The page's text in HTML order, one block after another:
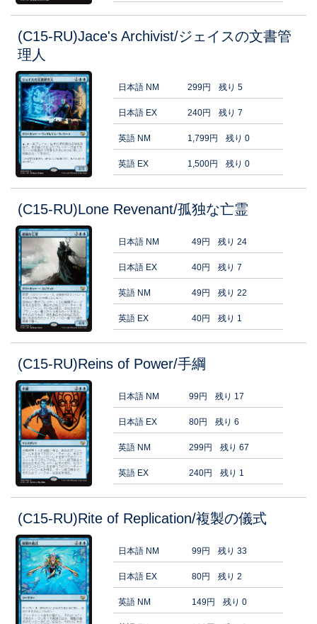
(C15-RU)Jace's Archivist/ジェイスの文書管
理人
日本語 NM 299円 残り 5
日本語 EX 240円 残り 7
英語 NM 1,799円 残り 0
英語 EX 1,500円 残り 0
(C15-RU)Lone Revenant/孤独な亡霊
日本語 NM 49円 残り 24
日本語 EX 40円 残り 7
英語 NM 49円 残り 22
英語 EX 40円 残り 1
(C15-RU)Reins of Power/手綱
日本語 NM 99円 残り 17
日本語 EX 80円 残り 6
英語 NM 299円 残り 67
英語 EX 240円 残り 1
(C15-RU)Rite of Replication/複製の儀式
日本語 NM 99円 残り 33
日本語 EX 80円 残り 2
英語 NM 149円 残り 0